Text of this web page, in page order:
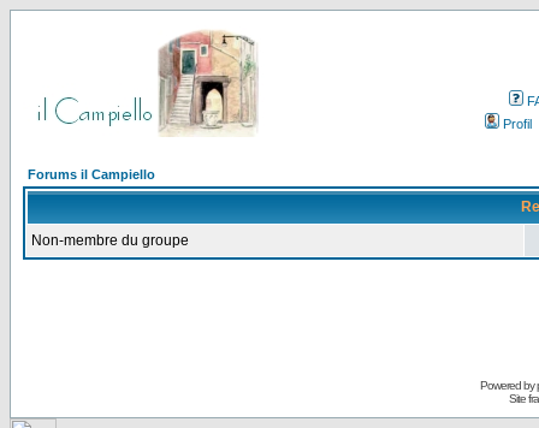
Profil
Forums il Campiello
Non-membre du groupe
Powered by
Site